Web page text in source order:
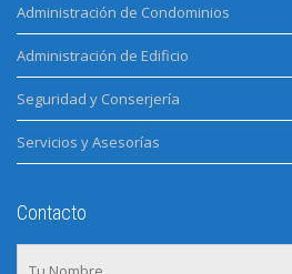
Administración de Condominios
Administración de Edificio
Seguridad y Conserjería
Servicios y Asesorías
Contacto